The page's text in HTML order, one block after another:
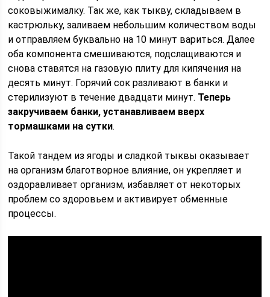
соковыжималку. Так же, как тыкву, складываем в
кастрюльку, заливаем небольшим количеством воды
и отправляем буквально на 10 минут вариться. Далее
оба компонента смешиваются, подслащиваются и
снова ставятся на газовую плиту для кипячения на
десять минут. Горячий сок разливают в банки и
стерилизуют в течение двадцати минут. Теперь
закручиваем банки, устанавливаем вверх
тормашками на сутки.
Такой тандем из ягоды и сладкой тыквы оказывает
на организм благотворное влияние, он укрепляет и
оздоравливает организм, избавляет от некоторых
проблем со здоровьем и активирует обменные
процессы.